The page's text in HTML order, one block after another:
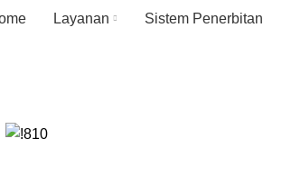
Layanan Sistem Penerbitan